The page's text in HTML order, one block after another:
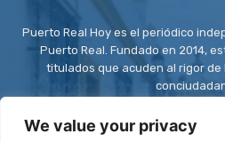
We value your privacy
Puerto Real Hoy es el periódico
Puerto Real. Fundado en 2014,
titulados que acuden al rigor
Contacto: